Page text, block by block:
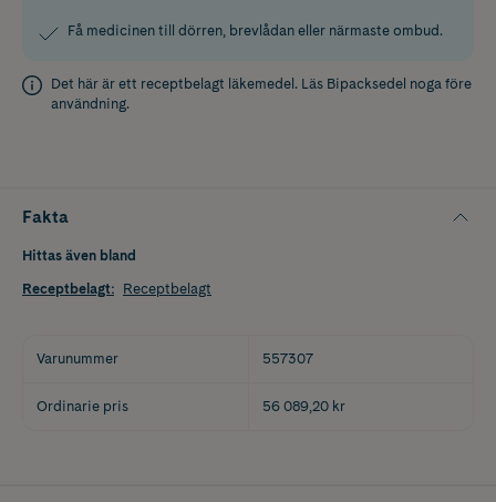
Få medicinen till dörren, brevlådan eller närmaste ombud.
Det här är ett receptbelagt läkemedel. Läs Bipacksedel noga före
användning.
Fakta
Hittas även bland
Receptbelagt: Receptbelagt
Varunummer 557307
Ordinarie pris 56 089,20 kr